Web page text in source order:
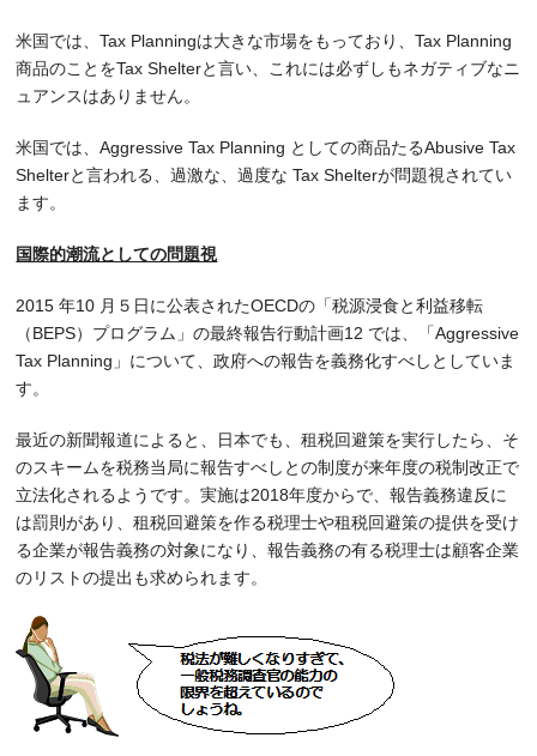
米国では、Tax Planningは大きな市場をもっており、Tax Planning
商品のことをTax Shelterと言い、これには必ずしもネガティブなニ
ュアンスはありません。
米国では、Aggressive Tax Planning としての商品たるAbusive Tax
Shelterと言われる、過激な、過度な Tax Shelterが問題視されてい
ます。
国際的潮流としての問題視
2015 年10 月５日に公表されたOECDの「税源浸食と利益移転
（BEPS）プログラム」の最終報告行動計画12 では、「Aggressive
Tax Planning」について、政府への報告を義務化すべしとしていま
す。
最近の新聞報道によると、日本でも、租税回避策を実行したら、そ
のスキームを税務当局に報告すべしとの制度が来年度の税制改正で
立法化されるようです。実施は2018年度からで、報告義務違反に
は罰則があり、租税回避策を作る税理士や租税回避策の提供を受け
る企業が報告義務の対象になり、報告義務の有る税理士は顧客企業
のリストの提出も求められます。